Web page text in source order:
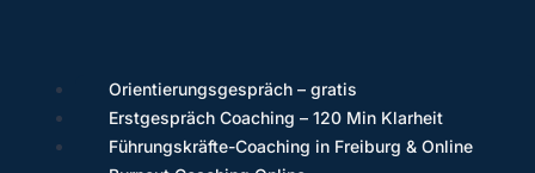
Orientierungsgespräch – gratis
Erstgespräch Coaching – 120 Min Klarheit
Führungskräfte-Coaching in Freiburg & Online